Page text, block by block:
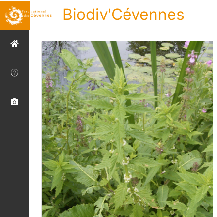
Biodiv'Cévennes